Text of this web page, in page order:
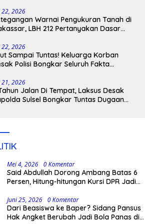
22, 2026
Warnai Pengukuran Tanah di
LBH 212 Pertanyakan Dasar
22, 2026
Sampai Tuntas! Keluarga Korban
Polisi Bongkar Seluruh Fakta
21, 2026
Jalan Di Tempat, Laksus Desak
Sulsel Bongkar Tuntas Dugaan
Mei 4, 2026 0 Komentar
Said Abdullah Dorong Ambang Batas 6
Persen, Hitung-hitungan Kursi DPR Jadi
Juni 25, 2026 0 Komentar
Dari Beasiswa ke Baper? Sidang Pansus
Hak Angket Berubah Jadi Bola Panas di